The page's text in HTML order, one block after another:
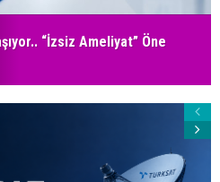
“İzsiz Ameliyat” Öne